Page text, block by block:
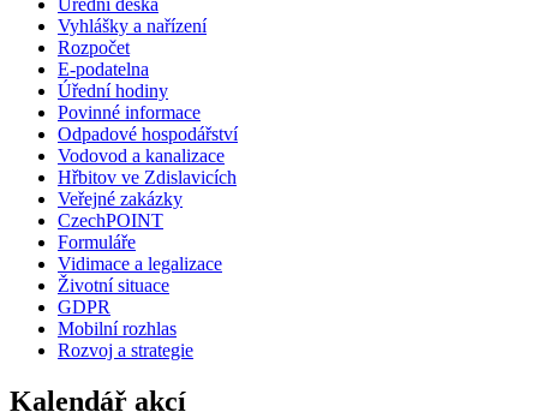
Vyhlášky a nařízení
Rozpočet
E-podatelna
Úřední hodiny
Povinné informace
Odpadové hospodářství
Vodovod a kanalizace
Hřbitov ve Zdislavicích
Veřejné zakázky
CzechPOINT
Formuláře
Vidimace a legalizace
Životní situace
GDPR
Mobilní rozhlas
Rozvoj a strategie
Kalendář akcí